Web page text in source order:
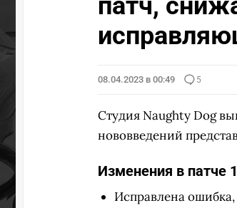
08.04.2023 в 00:49 5
Студия Naughty Dog
нововведений
Изменения в патче
Исправлена